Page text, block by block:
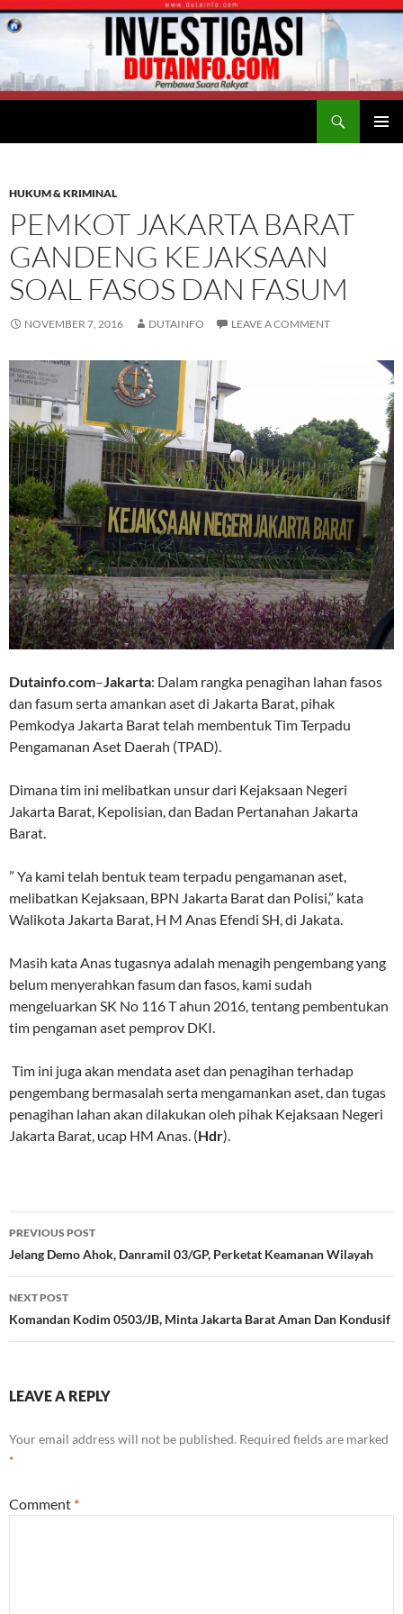
HUKUM & KRIMINAL
PEMKOT JAKARTA BARAT
GANDENG KEJAKSAAN
SOAL FASOS DAN FASUM
NOVEMBER 7, 2016 DUTAINFO LEAVE A COMMENT
Dutainfocom– Jakarta: Dalam rangka penagihan lahan fasos
dan fasum serta amankan aset di Jakarta Barat, pihak
Pemkodya Jakarta Barat telah membentuk Tim Terpadu
Pengamanan Aset Daerah (TPAD).
Dimana tim ini melibatkan unsur dari Kejaksaan Negeri
Jakarta Barat, Kepolisian, dan Badan Pertanahan Jakarta
Barat.
” Ya kami telah bentuk team terpadu pengamanan aset,
melibatkan Kejaksaan, BPN Jakarta Barat dan Polisi,” kata
Walikota Jakarta Barat, H M Anas Efendi SH, di Jakata.
Masih kata Anas tugasnya adalah menagih pengembang yang
belum menyerahkan fasum dan fasos, kami sudah
mengeluarkan SK No 116 T ahun 2016, tentang pembentukan
tim pengaman aset pemprov DKI.
Tim ini juga akan mendata aset dan penagihan terhadap
pengembang bermasalah serta mengamankan aset, dan tugas
penagihan lahan akan dilakukan oleh pihak Kejaksaan Negeri
Jakarta Barat, ucap HM Anas. (Hdr).
Post
navigation
PREVIOUS POST
Jelang Demo Ahok, Danramil 03/GP, Perketat Keamanan Wilayah
NEXT POST
Komandan Kodim 0503/JB, Minta Jakarta Barat Aman Dan Kondusif
LEAVE A REPLY
Your email address will not be published. Required fields are marked
*
Comment *